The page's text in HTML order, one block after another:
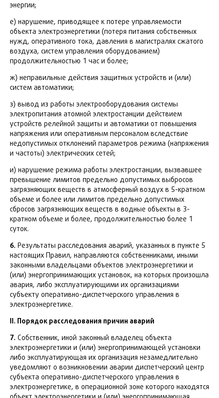
энергии;
е) нарушение, приводящее к потере управляемости
объекта электроэнергетики (потеря питания собственных
нужд, оперативного тока, давления в магистралях сжатого
воздуха, систем управления оборудованием)
продолжительностью 1 час и более;
ж) неправильные действия защитных устройств и (или)
систем автоматики;
з) вывод из работы электрооборудования системы
электропитания атомной электростанции действием
устройств релейной защиты и автоматики от повышения
напряжения или оперативным персоналом вследствие
недопустимых отклонений параметров режима (напряжения
и частоты) электрических сетей;
и) нарушение режима работы электростанции, вызвавшее
превышение лимитов предельно допустимых выбросов
загрязняющих веществ в атмосферный воздух в 5-кратном
объеме и более или лимитов предельно допустимых
сбросов загрязняющих веществ в водные объекты в 3-
кратном объеме и более, продолжительностью более 1
суток.
6. Результаты расследования аварий, указанных в пункте 5
настоящих Правил, направляются собственниками, иными
законными владельцами объектов электроэнергетики и
(или) энергопринимающих установок, на которых произошла
авария, либо эксплуатирующими их организациями
субъекту оперативно-диспетчерского управления в
электроэнергетике.
II. Порядок расследования причин аварий
7. Собственник, иной законный владелец объекта
электроэнергетики и (или) энергопринимающей установки
либо эксплуатирующая их организация незамедлительно
уведомляют о возникновении аварии диспетчерский центр
субъекта оперативно-диспетчерского управления в
электроэнергетике, в операционной зоне которого находятся